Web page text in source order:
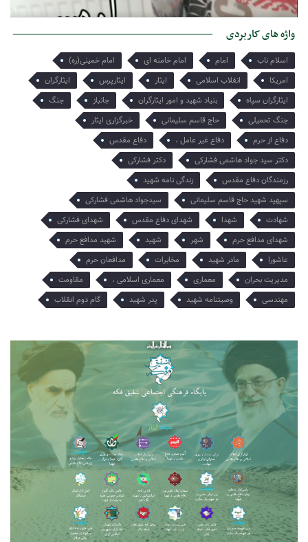
میبینی و از دلتنگی هایش آگاهی…
واژه های کاربردی
اسلام ناب امام امام خامنه ای
امام خمینی(ره)
امریکا
انقلاب اسلامی ایثار ایثارپرس
ایثارگران
ایثارگران سپاه
بنیاد شهید و امور ایثارگران جانباز
جنگ
جنگ تحمیلی
حاج قاسم سلیمانی
خبرگزاری ایثار
دفاع از حرم
دفاع غیر عامل ،
دفاع مقدس
دکتر سید جواد هاشمی فشارکی
دکتر فشارکی
رزمندگان دفاع مقدس
زندگی نامه شهید
سپهپد شهید حاج قاسم سلیمانی
سیدجواد هاشمی فشارکی
شهادت
شهدا شهدای دفاع مقدس
شهدای فشارکی
شهدای مدافع حرم
شهر شهید
شهید مدافع حرم
عاشورا
مادر شهید مخابرات
مدافعان حرم
مدیریت بحران
معماری معماری اسلامی ،
مقاومت
مهندسی
وصیتنامه شهید پدر شهید گام دوم انقلاب